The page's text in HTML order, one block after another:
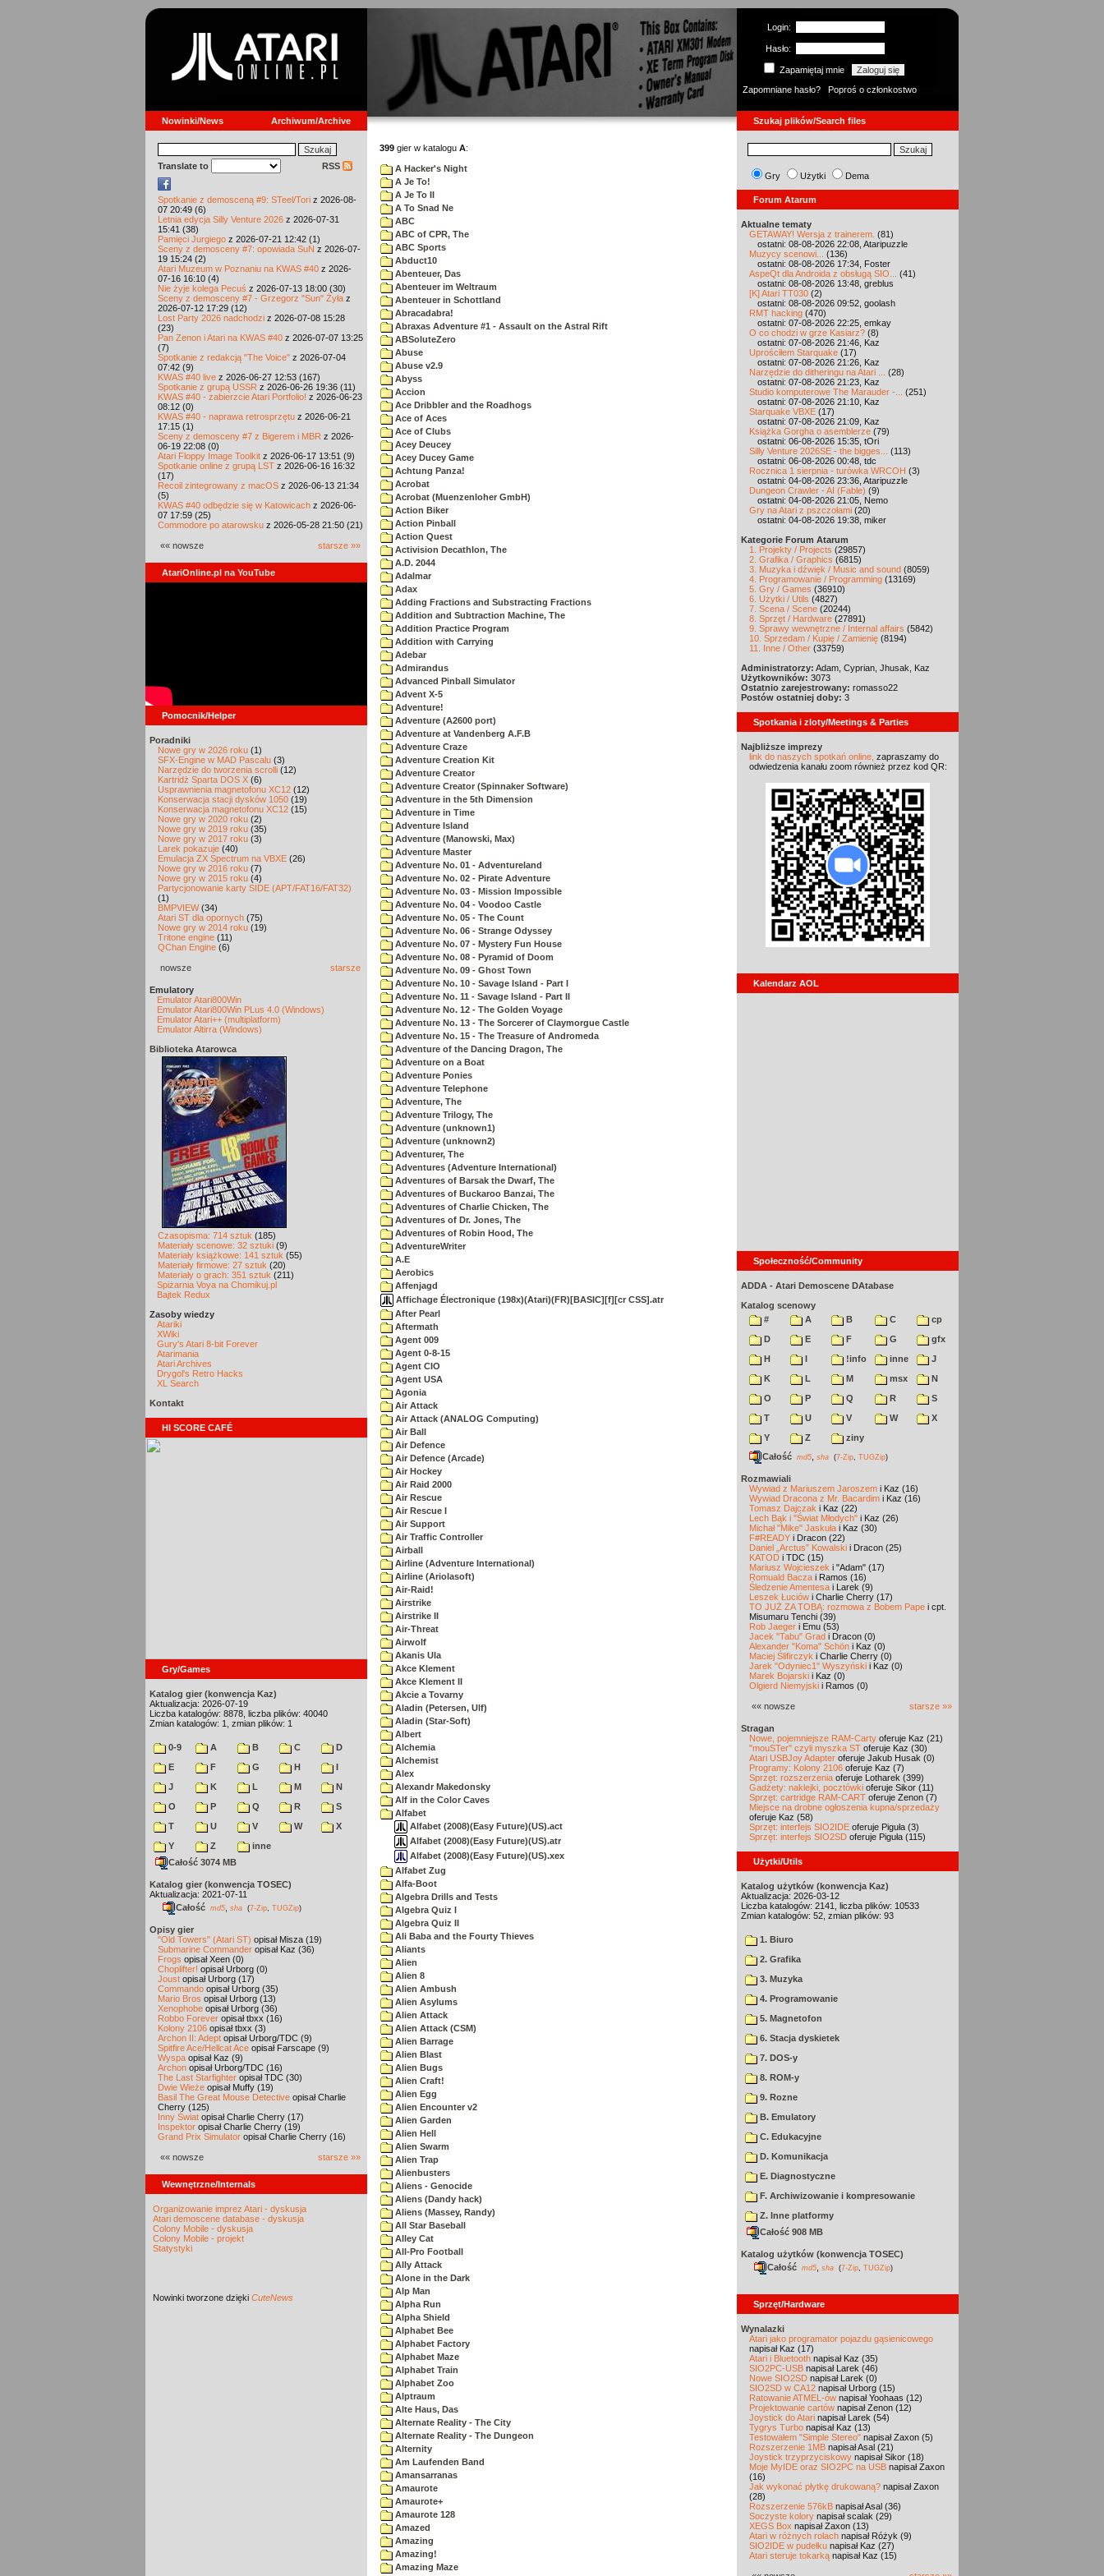
Login:
Hasło:
Zapamiętaj mnie
Zapomniane hasło?
Poproś o członkostwo
Nowinki/News Archiwum/Archive Szukaj plików/Search files
Translate to RSS
Spotkanie z demosceną #9: STeel/Tori z 2026-08-
07 20:49 (6)
Letnia edycja Silly Venture 2026 z 2026-07-31
15:41 (38)
Pamięci Jurgiego z 2026-07-21 12:42 (1)
Sceny z demosceny #7: opowiada SuN z 2026-07-
19 15:24 (2)
Atari Muzeum w Poznaniu na KWAS #40 z 2026-
07-16 16:10 (4)
Nie żyje kolega Pecuś z 2026-07-13 18:00 (30)
Sceny z demosceny #7 - Grzegorz "Sun" Żyła z
2026-07-12 17:29 (12)
Lost Party 2026 nadchodzi z 2026-07-08 15:28
(23)
Pan Zenon i Atari na KWAS #40 z 2026-07-07 13:25
(7)
Spotkanie z redakcją "The Voice" z 2026-07-04
07:42 (9)
KWAS #40 live z 2026-06-27 12:53 (167)
Spotkanie z grupą USSR z 2026-06-26 19:36 (11)
KWAS #40 - zabierzcie Atari Portfolio! z 2026-06-23
08:12 (0)
KWAS #40 - naprawa retrosprzętu z 2026-06-21
17:15 (1)
Sceny z demosceny #7 z Bigerem i MBR z 2026-
06-19 22:08 (0)
Atari Floppy Image Toolkit z 2026-06-17 13:51 (9)
Spotkanie online z grupą LST z 2026-06-16 16:32
(17)
Recoil zintegrowany z macOS z 2026-06-13 21:34
(5)
KWAS #40 odbędzie się w Katowicach z 2026-06-
07 17:59 (25)
Commodore po atarowsku z 2026-05-28 21:50 (21)
«« nowsze starsze »»
AtariOnline.pl na YouTube
Pomocnik/Helper
Poradniki
Nowe gry w 2026 roku (1)
SFX-Engine w MAD Pascalu (3)
Narzędzie do tworzenia scrolli (12)
Kartridż Sparta DOS X (6)
Usprawnienia magnetofonu XC12 (12)
Konserwacja stacji dysków 1050 (19)
Konserwacja magnetofonu XC12 (15)
Nowe gry w 2020 roku (2)
Nowe gry w 2019 roku (35)
Nowe gry w 2017 roku (3)
Larek pokazuje (40)
Emulacja ZX Spectrum na VBXE (26)
Nowe gry w 2016 roku (7)
Nowe gry w 2015 roku (4)
Partycjonowanie karty SIDE (APT/FAT16/FAT32)
(1)
BMPVIEW(34)
Atari ST dla opornych (75)
Nowe gry w 2014 roku (19)
Tritone engine (11)
QChan Engine (6)
nowsze starsze
Emulatory
Emulator Atari800Win
Emulator Atari800Win PLus 4.0 (Windows)
Emulator Atari++ (multiplatform)
Emulator Altirra (Windows)
Biblioteka Atarowca
Czasopisma: 714 sztuk (185)
Materiały scenowe: 32 sztuki (9)
Materiały książkowe: 141 sztuk (55)
Materiały firmowe: 27 sztuk (20)
Materiały o grach: 351 sztuk (211)
Spiżarnia Voya na Chomikuj.pl
Bajtek Redux
Zasoby wiedzy
Atariki
XWiki
Gury's Atari 8-bit Forever
Atarimania
Atari Archives
Drygol's Retro Hacks
XL Search
Kontakt
HI SCORE CAFÉ
Gry/Games
Katalog gier (konwencja Kaz)
Aktualizacja: 2026-07-19
Liczba katalogów: 8878, liczba plików: 40040
Zmian katalogów: 1, zmian plików: 1
0-9 A B C
D
E
F G H
I
J
K L M
N
O
P Q R
S
T
U V W
X
Y
Z
inne
Całość 3074 MB
Katalog gier (konwencja TOSEC)
Aktualizacja: 2021-07-11
Całość md5 sha (7-Zip TUGZip)
Opisy gier
"Old Towers" (Atari ST) opisał Misza (19)
Submarine Commander opisał Kaz (36)
Frogs opisał Xeen (0)
Choplifter! opisał Urborg (0)
Joust opisał Urborg (17)
Commando opisał Urborg (35)
Mario Bros opisał Urborg (13)
Xenophobe opisał Urborg (36)
Robbo Forever opisał tbxx (16)
Kolony 2106 opisał tbxx (3)
Archon II: Adept opisał Urborg/TDC (9)
Spitfire Ace/Hellcat Ace opisał Farscape (9)
Wyspa opisał Kaz (9)
Archon opisał Urborg/TDC (16)
The Last Starfighter opisał TDC (30)
Dwie Wieże opisał Muffy (19)
Basil The Great Mouse Detective opisał Charlie
Cherry (125)
Inny Świat opisał Charlie Cherry (17)
Inspektor opisał Charlie Cherry (19)
Grand Prix Simulator opisał Charlie Cherry (16)
«« nowsze starsze »»
Wewnętrzne/Internals
Organizowanie imprez Atari - dyskusja
Atari demoscene database - dyskusja
Colony Mobile - dyskusja
Colony Mobile - projekt
Statystyki
Nowinki tworzone dzięki CuteNews
399 gier w katalogu A:
A Hacker's Night
A Je To!
A Je To II
A To Snad Ne
ABC
ABC of CPR, The
ABC Sports
Abduct10
Abenteuer, Das
Abenteuer im Weltraum
Abenteuer in Schottland
Abracadabra!
Abraxas Adventure #1 - Assault on the Astral Rift
ABSoluteZero
Abuse
Abuse v2.9
Abyss
Accion
Ace Dribbler and the Roadhogs
Ace of Aces
Ace of Clubs
Acey Deucey
Acey Ducey Game
Achtung Panza!
Acrobat
Acrobat (Muenzenloher GmbH)
Action Biker
Action Pinball
Action Quest
Activision Decathlon, The
A.D. 2044
Adalmar
Adax
Adding Fractions and Substracting Fractions
Addition and Subtraction Machine, The
Addition Practice Program
Addition with Carrying
Adebar
Admirandus
Advanced Pinball Simulator
Advent X-5
Adventure!
Adventure (A2600 port)
Adventure at Vandenberg A.F.B
Adventure Craze
Adventure Creation Kit
Adventure Creator
Adventure Creator (Spinnaker Software)
Adventure in the 5th Dimension
Adventure in Time
Adventure Island
Adventure (Manowski, Max)
Adventure Master
Adventure No. 01 - Adventureland
Adventure No. 02 - Pirate Adventure
Adventure No. 03 - Mission Impossible
Adventure No. 04 - Voodoo Castle
Adventure No. 05 - The Count
Adventure No. 06 - Strange Odyssey
Adventure No. 07 - Mystery Fun House
Adventure No. 08 - Pyramid of Doom
Adventure No. 09 - Ghost Town
Adventure No. 10 - Savage Island - Part I
Adventure No. 11 - Savage Island - Part II
Adventure No. 12 - The Golden Voyage
Adventure No. 13 - The Sorcerer of Claymorgue Castle
Adventure No. 15 - The Treasure of Andromeda
Adventure of the Dancing Dragon, The
Adventure on a Boat
Adventure Ponies
Adventure Telephone
Adventure, The
Adventure Trilogy, The
Adventure (unknown1)
Adventure (unknown2)
Adventurer, The
Adventures (Adventure International)
Adventures of Barsak the Dwarf, The
Adventures of Buckaroo Banzai, The
Adventures of Charlie Chicken, The
Adventures of Dr. Jones, The
Adventures of Robin Hood, The
AdventureWriter
A.E
Aerobics
Affenjagd
Affichage Électronique (198x)(Atari)(FR)[BASIC][f][cr CSS].atr
After Pearl
Aftermath
Agent 009
Agent 0-8-15
Agent CIO
Agent USA
Agonia
Air Attack
Air Attack (ANALOG Computing)
Air Ball
Air Defence
Air Defence (Arcade)
Air Hockey
Air Raid 2000
Air Rescue
Air Rescue I
Air Support
Air Traffic Controller
Airball
Airline (Adventure International)
Airline (Ariolasoft)
Air-Raid!
Airstrike
Airstrike II
Air-Threat
Airwolf
Akanis Ula
Akce Klement
Akce Klement II
Akcie a Tovarny
Aladin (Petersen, Ulf)
Aladin (Star-Soft)
Albert
Alchemia
Alchemist
Alex
Alexandr Makedonsky
Alf in the Color Caves
Alfabet
Alfabet (2008)(Easy Future)(US).act
Alfabet (2008)(Easy Future)(US).atr
Alfabet (2008)(Easy Future)(US).xex
Alfabet Zug
Alfa-Boot
Algebra Drills and Tests
Algebra Quiz I
Algebra Quiz II
Ali Baba and the Fourty Thieves
Aliants
Alien
Alien 8
Alien Ambush
Alien Asylums
Alien Attack
Alien Attack (CSM)
Alien Barrage
Alien Blast
Alien Bugs
Alien Craft!
Alien Egg
Alien Encounter v2
Alien Garden
Alien Hell
Alien Swarm
Alien Trap
Alienbusters
Aliens - Genocide
Aliens (Dandy hack)
Aliens (Massey, Randy)
All Star Baseball
Alley Cat
All-Pro Football
Ally Attack
Alone in the Dark
Alp Man
Alpha Run
Alpha Shield
Alphabet Bee
Alphabet Factory
Alphabet Maze
Alphabet Train
Alphabet Zoo
Alptraum
Alte Haus, Das
Alternate Reality - The City
Alternate Reality - The Dungeon
Alternity
Am Laufenden Band
Amansarranas
Amaurote
Amaurote+
Amaurote 128
Amazed
Amazing
Amazing!
Amazing Maze
Gry Użytki Dema
Forum Atarum
Aktualne tematy
GETAWAY! Wersja z trainerem. (81)
ostatni: 08-08-2026 22:08, Ataripuzzle
Muzycy scenowi...
(136)
ostatni: 08-08-2026 17:34, Foster
AspeQt dla Androida z obsługą SIO...
(41)
ostatni: 08-08-2026 13:48, greblus
[K] Atari TT030 (2)
ostatni: 08-08-2026 09:52, goolash
RMT hacking (470)
ostatni: 07-08-2026 22:25, emkay
O co chodzi w grze Kasiarz? (8)
ostatni: 07-08-2026 21:46, Kaz
Uprościłem Starquake (17)
ostatni: 07-08-2026 21:26, Kaz
Narzędzie do ditheringu na Atari ...
(28)
ostatni: 07-08-2026 21:23, Kaz
Studio komputerowe The Marauder -...
(251)
ostatni: 07-08-2026 21:10, Kaz
Starquake VBXE (17)
ostatni: 07-08-2026 21:09, Kaz
Książka Gorgha o asemblerze (79)
ostatni: 06-08-2026 15:35, tOri
Silly Venture 2026SE - the bigges...
(113)
ostatni: 06-08-2026 00:48, tdc
Rocznica 1 sierpnia - turówka WRCOH (3)
ostatni: 04-08-2026 23:36, Ataripuzzle
Dungeon Crawler - AI (Fable) (9)
ostatni: 04-08-2026 21:05, Nemo
Gry na Atari z pszczołami (20)
ostatni: 04-08-2026 19:38, miker
Kategorie Forum Atarum
1. Projekty / Projects (29857)
2. Grafika / Graphics (6815)
3. Muzyka i dźwięk / Music and sound (8059)
4. Programowanie / Programming (13169)
5. Gry / Games (36910)
6. Użytki / Utils (4827)
7. Scena / Scene (20244)
8. Sprzęt / Hardware (27891)
9. Sprawy wewnętrzne / Internal affairs (5842)
10. Sprzedam / Kupię / Zamienię (8194)
11. Inne / Other (33759)
Administratorzy: Adam, Cyprian, Jhusak, Kaz
Użytkowników: 3073
Ostatnio zarejestrowany: romasso22
Postów ostatniej doby: 3
Spotkania i zloty/Meetings & Parties
Najbliższe imprezy
link do naszych spotkań online, zapraszamy do
odwiedzenia kanału zoom również przez kod QR:
Kalendarz AOL
Społeczność/Community
ADDA - Atari Demoscene DAtabase
Katalog scenowy
#
A B C
cp
D
E F G
gfx
H
I !info inne
J
K
L M msx
N
O
P Q R
S
T
U V W
X
Y
Z
ziny
Całość md5 sha (7-Zip TUGZip)
Rozmawiali
Wywiad z Mariuszem Jaroszem i Kaz (16)
Wywiad Dracona z Mr. Bacardim i Kaz (16)
Tomasz Dajczak i Kaz (22)
Lech Bąk i "Świat Młodych" i Kaz (26)
Michał "Mike" Jaskuła i Kaz (30)
F#READY i Dracon (22)
Daniel „Arctus” Kowalski i Dracon (25)
KATOD i TDC (15)
Mariusz Wojcieszek i "Adam" (17)
Romuald Bacza i Ramos (16)
Śledzenie Amentesa i Larek (9)
Leszek Łuciów i Charlie Cherry (17)
TO JUŻ ZA TOBĄ: rozmowa z Bobem Pape i cpt.
Misumaru Tenchi (39)
Rob Jaeger i Emu (53)
Jacek "Tabu" Grad i Dracon (0)
Alexander "Koma" Schön i Kaz (0)
Maciej Ślifirczyk i Charlie Cherry (0)
Jarek "Odyniec1" Wyszyński i Kaz (0)
Marek Bojarski i Kaz (0)
Olgierd Niemyjski i Ramos (0)
«« nowsze starsze »»
Stragan
Nowe, pojemniejsze RAM-Carty oferuje Kaz (21)
"mouSTer" czyli myszka ST oferuje Kaz (30)
Atari USBJoy Adapter oferuje Jakub Husak (0)
Programy: Kolony 2106 oferuje Kaz (7)
Sprzęt: rozszerzenia oferuje Lotharek (399)
Gadżety: naklejki, pocztówki oferuje Sikor (11)
Sprzęt: cartridge RAM-CART oferuje Zenon (7)
Miejsce na drobne ogłoszenia kupna/sprzedaży
oferuje Kaz (58)
Sprzęt: interfejs SIO2IDE oferuje Piguła (3)
Sprzęt: interfejs SIO2SD oferuje Piguła (115)
Użytki/Utils
Katalog użytków (konwencja Kaz)
Aktualizacja: 2026-03-12
Liczba katalogów: 2141, liczba plików: 10533
Zmian katalogów: 52, zmian plików: 93
1. Biuro
2. Grafika
3. Muzyka
4. Programowanie
5. Magnetofon
6. Stacja dyskietek
7. DOS-y
8. ROM-y
9. Rozne
B. Emulatory
C. Edukacyjne
D. Komunikacja
E. Diagnostyczne
F. Archiwizowanie i kompresowanie
Z. Inne platformy
Całość 908 MB
Katalog użytków (konwencja TOSEC)
Całość md5 sha (7-Zip TUGZip)
Sprzęt/Hardware
Wynalazki
Atari jako programator pojazdu gąsienicowego
napisał Kaz (17)
Atari i Bluetooth napisał Kaz (35)
SIO2PC-USB napisał Larek (46)
Nowe SIO2SD napisał Larek (0)
SIO2SD w CA12 napisał Urborg (15)
Ratowanie ATMEL-ów napisał Yoohaas (12)
Projektowanie cartów napisał Zenon (12)
Joystick do Atari napisał Larek (54)
Tygrys Turbo napisał Kaz (13)
Testowałem "Simple Stereo" napisał Zaxon (5)
Rozszerzenie 1MB napisał Asal (21)
Joystick trzyprzyciskowy napisał Sikor (18)
Moje MyIDE oraz SIO2PC na USB napisał Zaxon
(16)
Jak wykonać płytkę drukowaną? napisał Zaxon
(28)
Rozszerzenie 576kB napisał Asal (36)
Soczyste kolory napisał scalak (29)
XEGS Box napisał Zaxon (13)
Atari w różnych rolach napisał Różyk (9)
SIO2IDE w pudełku napisał Kaz (27)
Atari steruje tokarką napisał Kaz (15)